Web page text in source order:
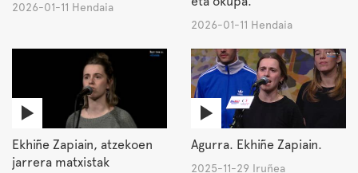
2026-01-11 Hendaia
2026-01-11 Hendaia
Ekhiñe Zapiain, atzekoen
jarrera matxistak
Agurra. Ekhiñe Zapiain.
2025-11-29 Iruñea